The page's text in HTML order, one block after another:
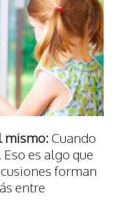
mismo: Cuando
es algo que
forman
entre